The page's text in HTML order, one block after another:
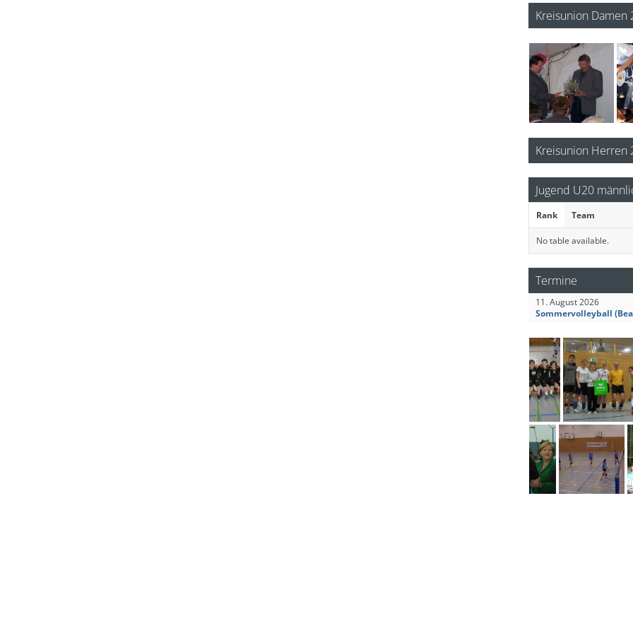
Kreisunion Damen
Kreisunion Herren
Jugend U20
Rank Team
No table available.
Termine
11. August 2026
Sommervolleyball